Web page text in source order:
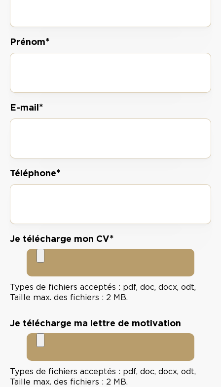
Prénom*
E-mail *
Téléphone*
Je télécharge mon CV*
Types de fichiers acceptés : pdf, doc, docx, odt,
Taille max. des fichiers : 2 MB.
Je télécharge ma lettre de motivation
Types de fichiers acceptés : pdf, doc, docx, odt,
Taille max. des fichiers : 2 MB.